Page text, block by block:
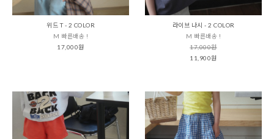
위드 T - 2 COLOR
M 빠른배송 !
17,000원
라이브 나시 - 2 COLOR
M 빠른배송 !
17,000원
11,900원